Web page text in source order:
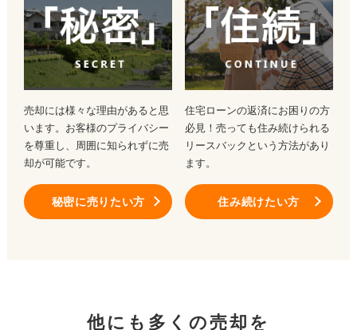
売却には様々な理由があると思
います。お客様のプライバシー
を尊重し、周囲に知られずに売
却が可能です。
秘密に売りたい方
住宅ローンの返済にお困りの方
必見！売っても住み続けられる
リースバックという方法があり
ます。
住み続けたい方
他にも多くの売却を